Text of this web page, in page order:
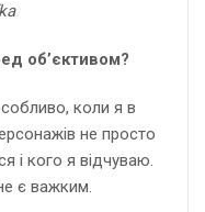
об’єктивом?
коли я в
не просто
і кого я відчуваю.
є важким.